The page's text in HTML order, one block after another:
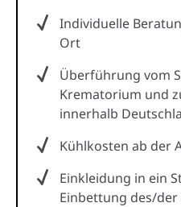
Individuelle
Ort
Überführung vom
Krematorium und
innerhalb
Kühlkosten ab der
Einkleidung in ein
Einbettung des/